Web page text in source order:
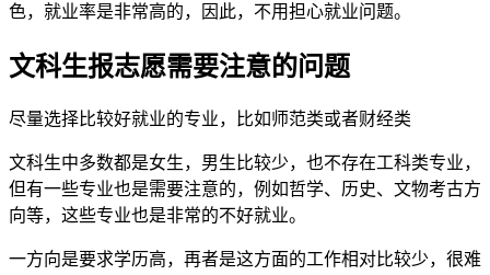
色，就业率是非常高的，因此，不用担心就业问题。
文科生报志愿需要注意的问题
尽量选择比较好就业的专业，比如师范类或者财经类
文科生中多数都是女生，男生比较少，也不存在工科类专业，
但有一些专业也是需要注意的，例如哲学、历史、文物考古方
向等，这些专业也是非常的不好就业。
一方向是要求学历高，再者是这方面的工作相对比较少，很难